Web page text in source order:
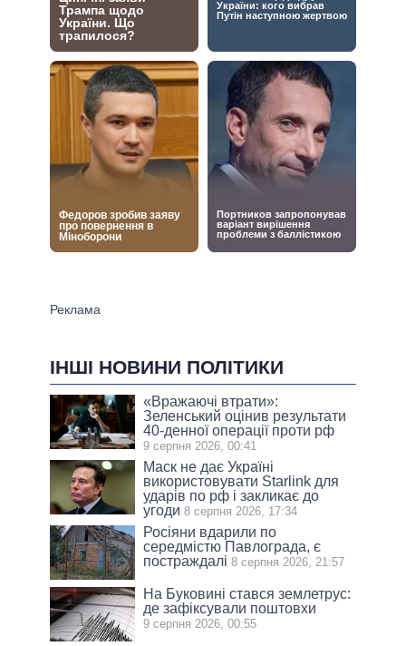
ІНШІ НОВИНИ ПОЛІТИКИ
«Вражаючі втрати»:
Зеленський оцінив результати
40-денної операції проти рф
9 серпня 2026, 00:41
Маск не дає Україні
використовувати Starlink для
ударів по рф і закликає до
угоди 8 серпня 2026, 17:34
Росіяни вдарили по
середмістю Павлограда, є
постраждалі 8 серпня 2026, 21:57
На Буковині стався землетрус:
де зафіксували поштовхи
9 серпня 2026, 00:55